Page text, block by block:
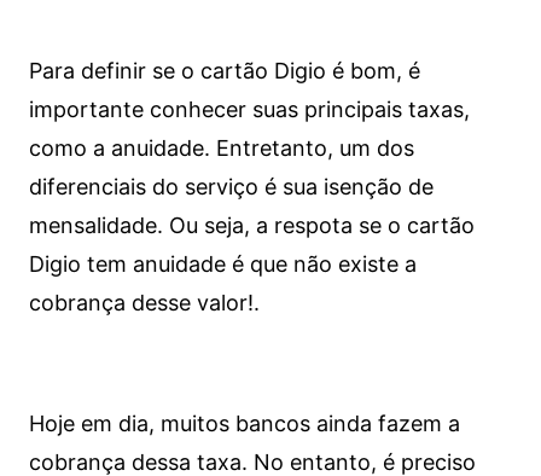
Para definir se o cartão Digio é bom, é
importante conhecer suas principais taxas,
como a anuidade. Entretanto, um dos
diferenciais do serviço é sua isenção de
mensalidade. Ou seja, a respota se o cartão
Digio tem anuidade é que não existe a
cobrança desse valor!.
Hoje em dia, muitos bancos ainda fazem a
cobrança dessa taxa. No entanto, é preciso